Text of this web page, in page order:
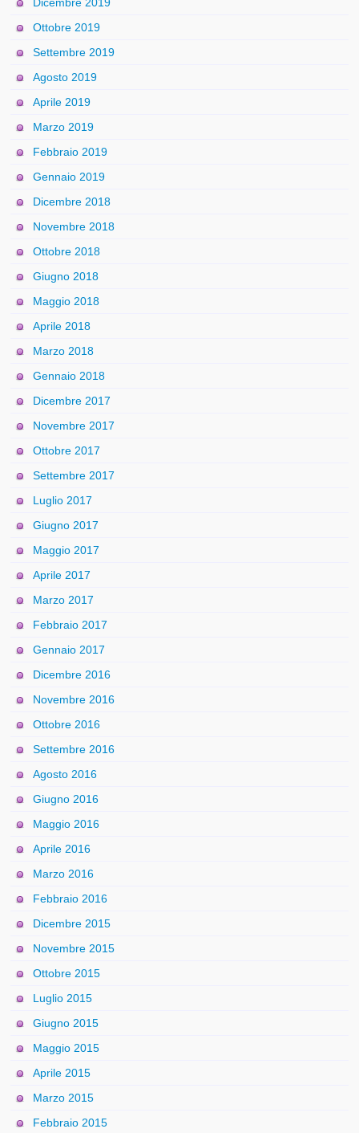
Ottobre 2019
Settembre 2019
Agosto 2019
Aprile 2019
Marzo 2019
Febbraio 2019
Gennaio 2019
Dicembre 2018
Novembre 2018
Ottobre 2018
Giugno 2018
Maggio 2018
Aprile 2018
Marzo 2018
Gennaio 2018
Dicembre 2017
Novembre 2017
Ottobre 2017
Settembre 2017
Luglio 2017
Giugno 2017
Maggio 2017
Aprile 2017
Marzo 2017
Febbraio 2017
Gennaio 2017
Dicembre 2016
Novembre 2016
Ottobre 2016
Settembre 2016
Agosto 2016
Giugno 2016
Maggio 2016
Aprile 2016
Marzo 2016
Febbraio 2016
Dicembre 2015
Novembre 2015
Ottobre 2015
Luglio 2015
Giugno 2015
Maggio 2015
Aprile 2015
Marzo 2015
Febbraio 2015